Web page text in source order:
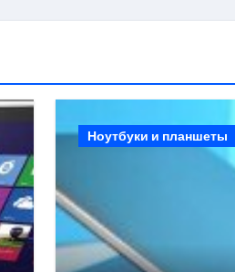
Ноутбуки и планшеты